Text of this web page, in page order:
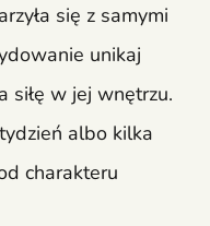
się z samymi
unikaj
siłę w jej wnętrzu.
albo kilka
charakteru